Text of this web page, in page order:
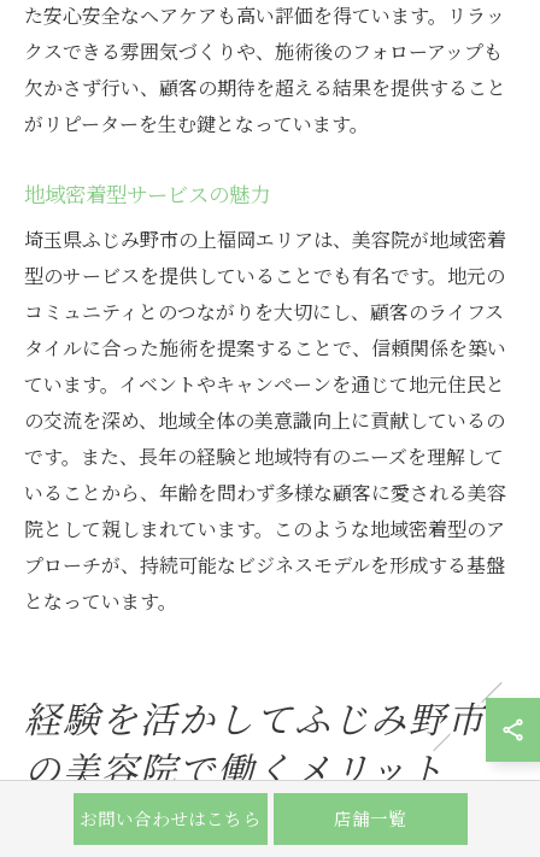
た安心安全なヘアケアも高い評価を得ています。リラッ
クスできる雰囲気づくりや、施術後のフォローアップも
欠かさず行い、顧客の期待を超える結果を提供すること
がリピーターを生む鍵となっています。
地域密着型サービスの魅力
埼玉県ふじみ野市の上福岡エリアは、美容院が地域密着
型のサービスを提供していることでも有名です。地元の
コミュニティとのつながりを大切にし、顧客のライフス
タイルに合った施術を提案することで、信頼関係を築い
ています。イベントやキャンペーンを通じて地元住民と
の交流を深め、地域全体の美意識向上に貢献しているの
です。また、長年の経験と地域特有のニーズを理解して
いることから、年齢を問わず多様な顧客に愛される美容
院として親しまれています。このような地域密着型のア
プローチが、持続可能なビジネスモデルを形成する基盤
となっています。
経験を活かしてふじみ野市
の美容院で働くメリット
ふじみ野市の美容院で働く環境の魅力
お問い合わせはこちら 店舗一覧